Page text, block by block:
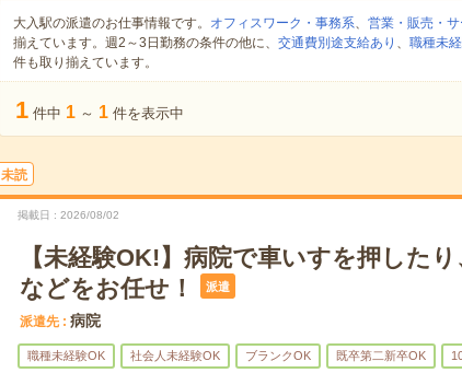
大入駅の派遣のお仕事情報です。 オフィスワーク・事務系、 営業・販売・
揃えています。週2～3日勤務の条件の他に、 交通費別途支給あり 、 職種未
件も取り揃えています。
1 件中 1 ～ 1 件を表示中
未読
掲載日 2026/08/02
【未経験OK!】病院で車いすを押した
などをお任せ！
派遣
派遣先 病院
職種未経験OK 社会人未経験OK ブランクOK 既卒第二新卒OK